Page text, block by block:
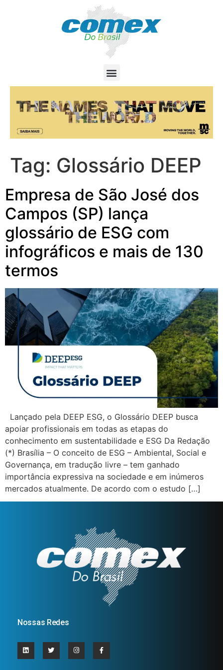
Tag: Glossário DEEP
Empresa de São José dos
Campos (SP) lança
glossário de ESG com
infográficos e mais de 130
termos
Lançado pela DEEP ESG, o Glossário DEEP busca
apoiar profissionais em todas as etapas do
conhecimento em sustentabilidade e ESG Da Redação
(*) Brasília – O conceito de ESG – Ambiental, Social e
Governança, em tradução livre – tem ganhado
importância expressiva na sociedade e em inúmeros
mercados atualmente. De acordo com o estudo […]
Nossas Redes